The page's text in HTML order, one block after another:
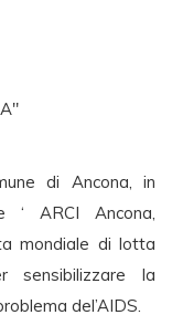
di Ancona, in
‘ ARCI Ancona,
mondiale di lotta
la
del’AIDS.